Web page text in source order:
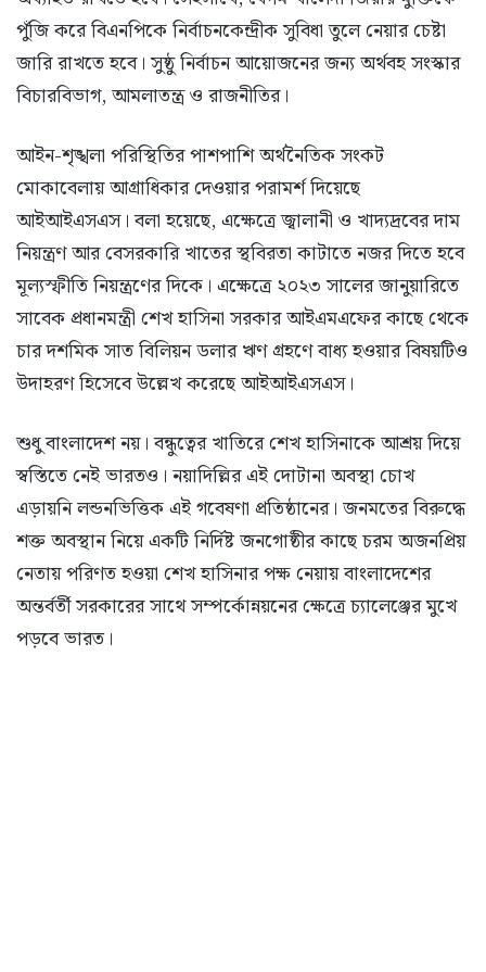
পুঁজি করে বিএনপিকে নির্বাচনকেন্দ্রীক সুবিধা তুলে নেয়ার চেষ্টা
জারি রাখতে হবে। সুষ্ঠু নির্বাচন আয়োজনের জন্য অর্থবহ সংস্কার
বিচারবিভাগ, আমলাতন্ত্র ও রাজনীতির।
আইন-শৃঙ্খলা পরিস্থিতির পাশপাশি অর্থনৈতিক সংকট
মোকাবেলায় আগ্রাধিকার দেওয়ার পরামর্শ দিয়েছে
আইআইএসএস। বলা হয়েছে, এক্ষেত্রে জ্বালানী ও খাদ্যদ্রবের দাম
নিয়ন্ত্রণ আর বেসরকারি খাতের স্থবিরতা কাটাতে নজর দিতে হবে
মূল্যস্ফীতি নিয়ন্ত্রণের দিকে। এক্ষেত্রে ২০২৩ সালের জানুয়ারিতে
সাবেক প্রধানমন্ত্রী শেখ হাসিনা সরকার আইএমএফের কাছে থেকে
চার দশমিক সাত বিলিয়ন ডলার ঋণ গ্রহণে বাধ্য হওয়ার বিষয়টিও
উদাহরণ হিসেবে উল্লেখ করেছে আইআইএসএস।
শুধু বাংলাদেশ নয়। বন্ধুত্বের খাতিরে শেখ হাসিনাকে আশ্রয় দিয়ে
স্বস্তিতে নেই ভারতও। নয়াদিল্লির এই দোটানা অবস্থা চোখ
এড়ায়নি লন্ডনভিত্তিক এই গবেষণা প্রতিষ্ঠানের। জনমতের বিরুদ্ধে
শক্ত অবস্থান নিয়ে একটি নির্দিষ্ট জনগোষ্ঠীর কাছে চরম অজনপ্রিয়
নেতায় পরিণত হওয়া শেখ হাসিনার পক্ষ নেয়ায় বাংলাদেশের
অন্তর্বর্তী সরকারের সাথে সম্পর্কোন্নয়নের ক্ষেত্রে চ্যালেঞ্জের মুখে
পড়বে ভারত।